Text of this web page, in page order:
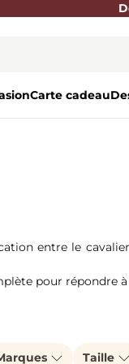
Carte cadeau
entre le
pour
Cuivre) ou
Taille